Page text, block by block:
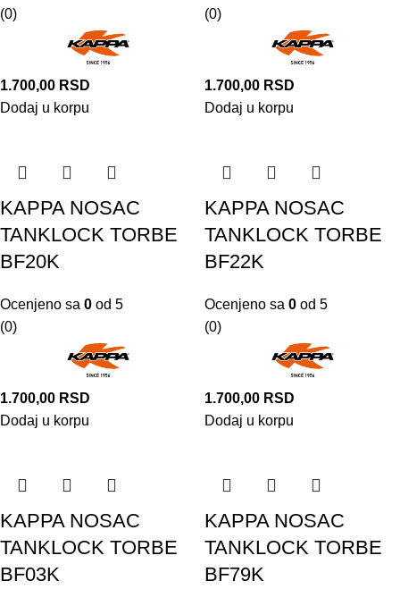
(0)
1.700,00 RSD
Dodaj u korpu
(0)
1.700,00 RSD
Dodaj u korpu
KAPPA NOSAC
TANKLOCK TORBE
BF20K
Ocenjeno sa 0 od 5
(0)
1.700,00 RSD
Dodaj u korpu
KAPPA NOSAC
TANKLOCK TORBE
BF22K
Ocenjeno sa 0 od 5
(0)
1.700,00 RSD
Dodaj u korpu
KAPPA NOSAC
TANKLOCK TORBE
BF03K
KAPPA NOSAC
TANKLOCK TORBE
BF79K